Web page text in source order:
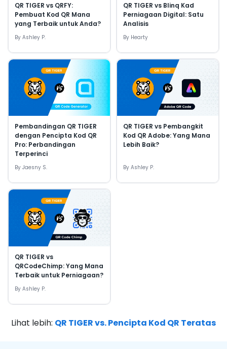
QR TIGER vs QRFY:
Pembuat Kod QR Mana
yang Terbaik untuk Anda?
By Ashley P.
QR TIGER vs Blinq Kad
Perniagaan Digital: Satu
Analisis
By Hearty
Pembandingan QR TIGER
dengan Pencipta Kod QR
Pro: Perbandingan
Terperinci
By Jaesny S.
QR TIGER vs Pembangkit
Kod QR Adobe: Yang Mana
Lebih Baik?
By Ashley P.
QR TIGER vs
QRCodeChimp: Yang Mana
Terbaik untuk Perniagaan?
By Ashley P.
Lihat lebih: QR TIGER vs. Pencipta Kod QR Teratas